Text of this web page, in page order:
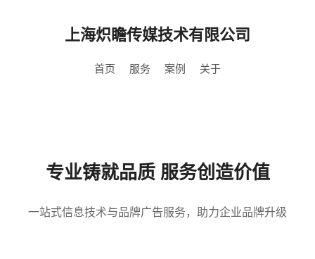
上海炽瞻传媒技术有限公司
首页 服务 案例 关于
专业铸就品质 服务创造价值
一站式信息技术与品牌广告服务，助力企业品牌升级